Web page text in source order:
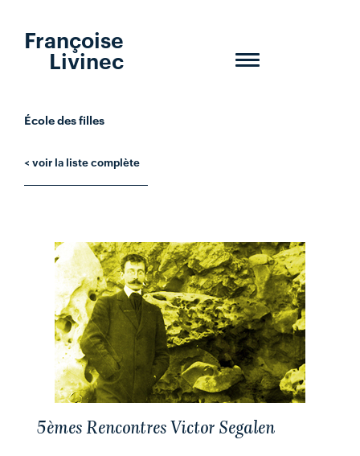
Toggle
Françoise
Livinec
École des filles
< voir la liste complète
5èmes Rencontres Victor Segalen